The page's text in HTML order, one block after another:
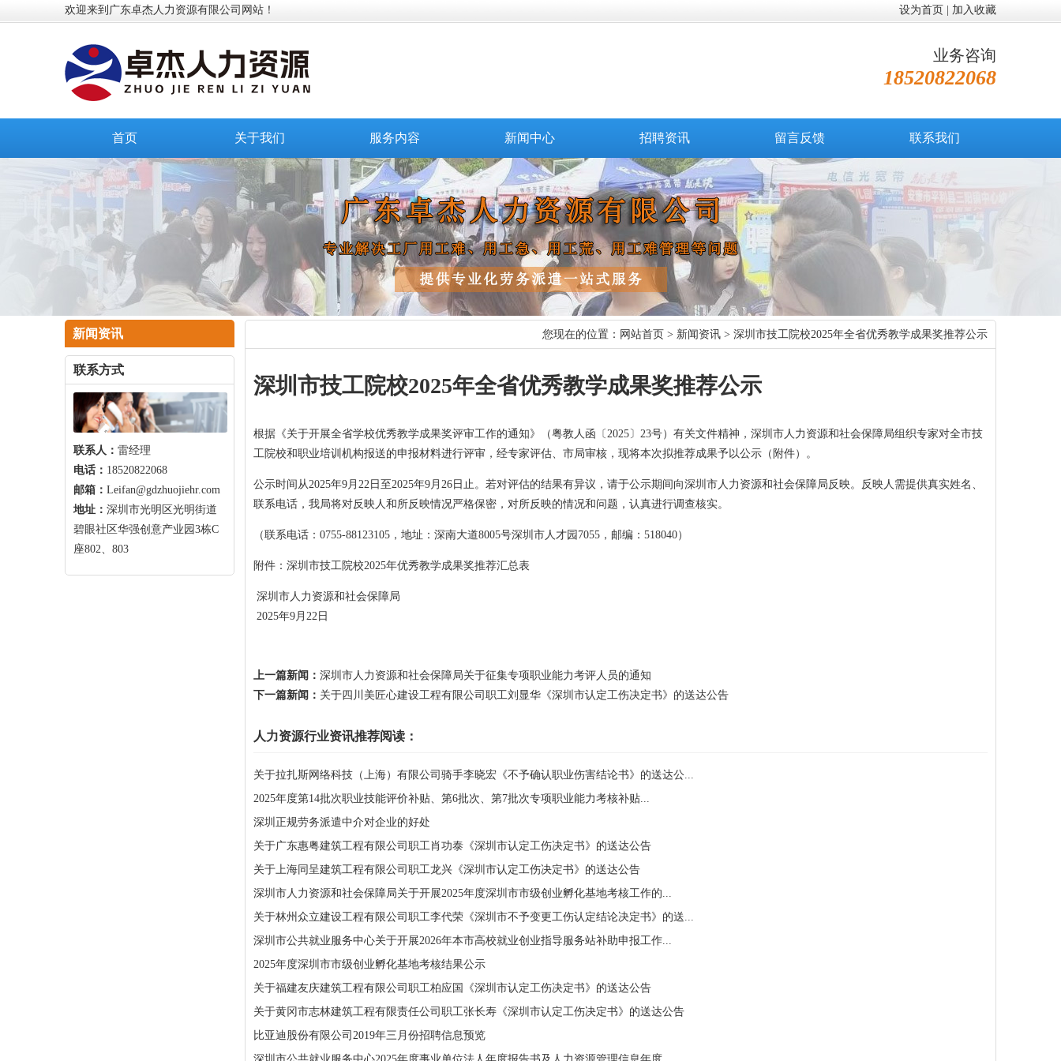
欢迎来到广东卓杰人力资源有限公司网站！ 设为首页 加入收藏
业务咨询
18520822068
首页 关于我们 服务内容 新闻中心 招聘资讯 留言反馈 联系我们
新闻资讯
联系方式
联系人： 雷经理
电话： 18520822068
邮箱： Leifan@gdzhuojiehr.com
地址： 深圳市光明区光明街道
碧眼社区华强创意产业园3栋C
座802、803
您现在的位置： 网站首页 > 新闻资讯 > 深圳市技工院校2025年全省优秀教学成果奖推荐公示
深圳市技工院校2025年全省优秀教学成果奖推荐公示
根据《关于开展全省学校优秀教学成果奖评审工作的通知》（粤教人函〔2025〕23号）有关文件精神，深圳市人力资源和社会保障局组织专家对全市技
工院校和职业培训机构报送的申报材料进行评审，经专家评估、市局审核，现将本次拟推荐成果予以公示（附件）。
公示时间从2025年9月22日至2025年9月26日止。若对评估的结果有异议，请于公示期间向深圳市人力资源和社会保障局反映。反映人需提供真实姓名、
联系电话，我局将对反映人和所反映情况严格保密，对所反映的情况和问题，认真进行调查核实。
（联系电话：0755-88123105，地址：深南大道8005号深圳市人才园7055，邮编：518040）
附件：深圳市技工院校2025年优秀教学成果奖推荐汇总表
深圳市人力资源和社会保障局
2025年9月22日
上一篇新闻： 深圳市人力资源和社会保障局关于征集专项职业能力考评人员的通知
下一篇新闻： 关于四川美匠心建设工程有限公司职工刘显华《深圳市认定工伤决定书》的送达公告
人力资源行业资讯推荐阅读：
关于拉扎斯网络科技（上海）有限公司骑手李晓宏《不予确认职业伤害结论书》的送达公...
2025年度第14批次职业技能评价补贴、第6批次、第7批次专项职业能力考核补贴...
深圳正规劳务派遣中介对企业的好处
关于广东惠粤建筑工程有限公司职工肖功泰《深圳市认定工伤决定书》的送达公告
关于上海同呈建筑工程有限公司职工龙兴《深圳市认定工伤决定书》的送达公告
深圳市人力资源和社会保障局关于开展2025年度深圳市市级创业孵化基地考核工作的...
关于林州众立建设工程有限公司职工李代荣《深圳市不予变更工伤认定结论决定书》的送...
深圳市公共就业服务中心关于开展2026年本市高校就业创业指导服务站补助申报工作...
2025年度深圳市市级创业孵化基地考核结果公示
关于福建友庆建筑工程有限公司职工柏应国《深圳市认定工伤决定书》的送达公告
关于黄冈市志林建筑工程有限责任公司职工张长寿《深圳市认定工伤决定书》的送达公告
比亚迪股份有限公司2019年三月份招聘信息预览